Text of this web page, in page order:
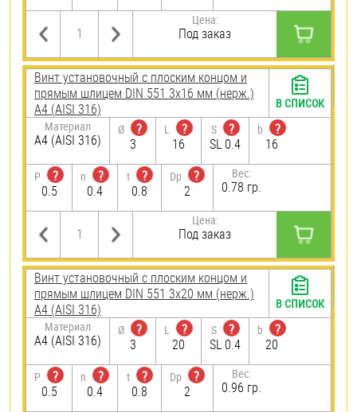
Цена:
Под заказ
Винт установочный с плоским концом и
прямым шлицем DIN 551 3х16 мм (нерж.)
A4 (AISI 316)
Материал
A4 (AISI 316)
Ø
?
3
L
?
16
S
?
SL 0.4
b
?
16
P
?
0.5
n
?
0.4
t
?
0.8
Dp
?
2
Вес:
0.78 гр.
Цена:
Под заказ
В СПИСОК
Винт установочный с плоским концом и
прямым шлицем DIN 551 3х20 мм (нерж.)
A4 (AISI 316)
Материал
A4 (AISI 316)
Ø
?
3
L
?
20
S
?
SL 0.4
b
?
20
P
?
0.5
n
?
0.4
t
?
0.8
Dp
?
2
Вес:
0.96 гр.
В СПИСОК